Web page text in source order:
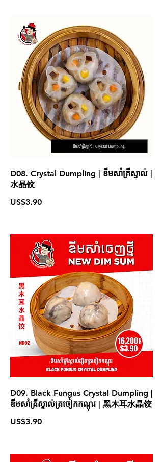
D08. Crystal Dumpling | ឌីមសាំគ្រីស្ទាល់ |
水晶饺
US$3.90
D09. Black Fungus Crystal Dumpling |
ឌីមសាំគ្រីស្ទាល់ត្រចៀកកណ្តុរ | 黑木耳水晶饺
US$3.90